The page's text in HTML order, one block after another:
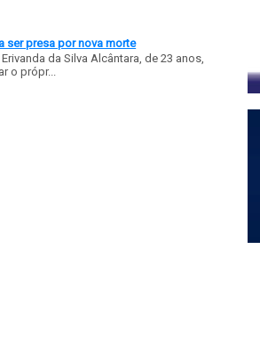
ser presa por nova morte
da Silva Alcântara, de 23 anos,
o própr...